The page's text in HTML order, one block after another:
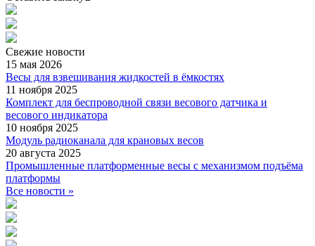
Свежие новости
15 мая 2026
Весы для взвешивания жидкостей в ёмкостях
11 ноября 2025
Комплект для беспроводной связи весового датчика и
весового индикатора
10 ноября 2025
Модуль радиоканала для крановых весов
20 августа 2025
Промышленные платформенные весы с механизмом подъёма
платформы
Все новости »